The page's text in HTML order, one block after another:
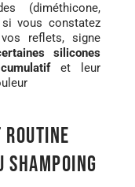
(diméthicone,
vous constatez
reflets, signe
silicones
et leur
routine